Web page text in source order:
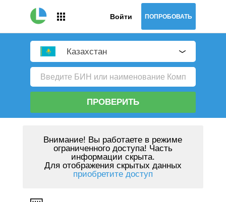
Войти ПОПРОБОВАТЬ
Казахстан
ПРОВЕРИТЬ
Внимание! Вы работаете в режиме
ограниченного доступа! Часть
информации скрыта.
Для отображения скрытых данных
приобретите доступ